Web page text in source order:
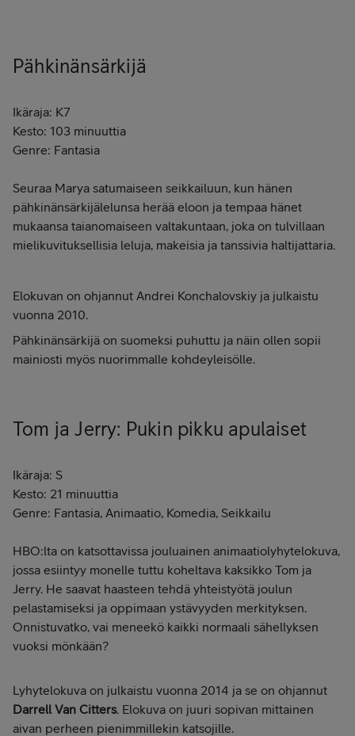
Pähkinänsärkijä
Ikäraja: K7
Kesto: 103 minuuttia
Genre: Fantasia
Seuraa Marya satumaiseen seikkailuun, kun hänen
pähkinänsärkijälelunsa herää eloon ja tempaa hänet
mukaansa taianomaiseen valtakuntaan, joka on tulvillaan
mielikuvituksellisia leluja, makeisia ja tanssivia haltijattaria.
Elokuvan on ohjannut Andrei Konchalovskiy ja julkaistu
vuonna 2010.
Pähkinänsärkijä on suomeksi puhuttu ja näin ollen sopii
mainiosti myös nuorimmalle kohdeyleisölle.
Tom ja Jerry: Pukin pikku apulaiset
Ikäraja: S
Kesto: 21 minuuttia
Genre: Fantasia, Animaatio, Komedia, Seikkailu
HBO:lta on katsottavissa jouluainen animaatiolyhytelokuva,
jossa esiintyy monelle tuttu koheltava kaksikko Tom ja
Jerry. He saavat haasteen tehdä yhteistyötä joulun
pelastamiseksi ja oppimaan ystävyyden merkityksen.
Onnistuvatko, vai meneekö kaikki normaali sähellyksen
vuoksi mönkään?
Lyhytelokuva on julkaistu vuonna 2014 ja se on ohjannut
Darrell Van Citters. Elokuva on juuri sopivan mittainen
aivan perheen pienimmillekin katsojille.